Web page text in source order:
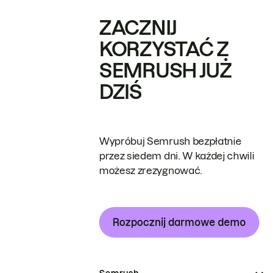
ZACZNIJ
KORZYSTAĆ Z
SEMRUSH JUŻ
DZIŚ
Wypróbuj Semrush bezpłatnie
przez siedem dni. W każdej chwili
możesz zrezygnować.
Rozpocznij darmowe demo